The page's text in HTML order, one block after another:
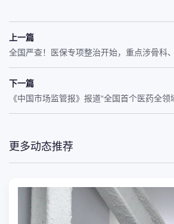
上一篇
全国严查！医保专项整治开始，重点涉骨科
下一篇
《中国市场监管报》报道“全国首个医药全
更多动态推荐